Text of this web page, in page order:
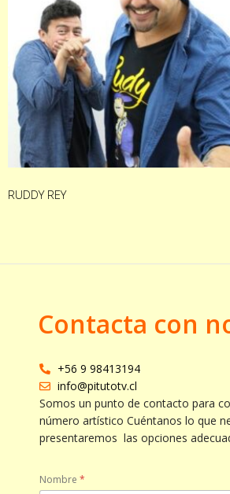
RUDDY REY
Contacta con
+56 9 98413194
info@pitutotv.cl
Somos un punto de contacto para
número artístico Cuéntanos lo que
presentaremos las opciones
Nombre *